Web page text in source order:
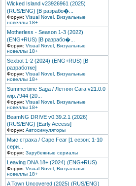
Wicked Island v23926961 (2025)
(RUS/ENG) [В разрабо�...
Форум: Visual Novel, Визуальные
новеллы 18+
Motherless - Season 1-3 (2022)
(ENG+RUS) [В разрабо�...
Форум: Visual Novel, Визуальные
новеллы 18+
Sexbot 1-2 (2024) (ENG+RUS) [В
разработке]
Форум: Visual Novel, Визуальные
новеллы 18+
Summertime Saga / Летняя Сага v21.0.0
wip.7944 (20...
Форум: Visual Novel, Визуальные
новеллы 18+
BeamNG DRIVE v0.39.2.1 (2026)
(RUS/ENG) [Early Access]
Форум: Автосимуляторы
Мыс страха / Cape Fear [1 сезон: 1-10
сери...
Форум: Зарубежные сериалы
Leaving DNA 18+ (2024) (ENG+RUS)
Форум: Visual Novel, Визуальные
новеллы 18+
A Town Uncovered (2025) (RUS/ENG)